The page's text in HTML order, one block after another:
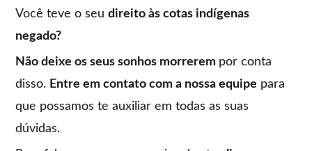
Você teve o seudireito às cotas indígenas
negado?
Não deixe os seus sonhos morrerem por conta
disso. Entre em contato com a nossa equipe para
que possamos te auxiliar em todas as suas
dúvidas.